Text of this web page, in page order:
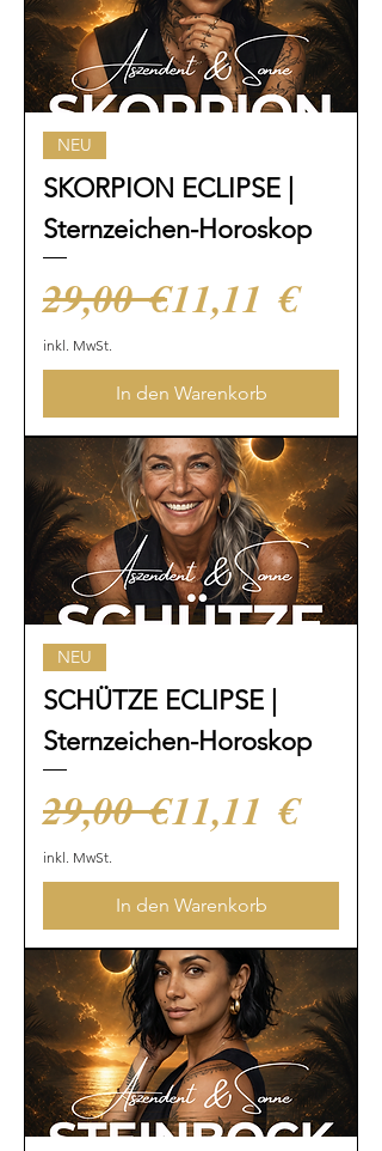
NEU
SKORPION ECLIPSE |
Sternzeichen-Horoskop
Standardpreis
29,00 €Sale-Preis
11,11 €
inkl. MwSt.
In den Warenkorb
NEU
SCHÜTZE ECLIPSE |
Sternzeichen-Horoskop
Standardpreis
29,00 €Sale-Preis
11,11 €
inkl. MwSt.
In den Warenkorb